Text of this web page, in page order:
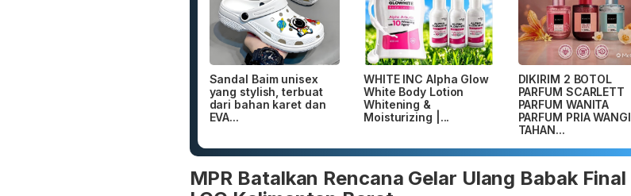
Sandal Baim unisex
yang stylish, terbuat
dari bahan karet dan
EVA...
WHITE INC Alpha Glow
White Body Lotion
Whitening &
Moisturizing |...
DIKIRIM 2 BOTOL
PARFUM SCARLETT
PARFUM WANITA
PARFUM PRIA WANGI
TAHAN...
MPR Batalkan Rencana Gelar Ulang Babak Final